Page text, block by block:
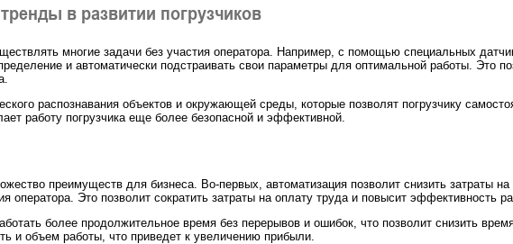
в развитии погрузчиков
многие задачи без участия оператора. Например, с помощью специальных
и автоматически подстраивать свои параметры для оптимальной работы. Это
распознавания объектов и окружающей среды, которые позволят погрузчику
работу погрузчика еще более безопасной и эффективной.
преимуществ для бизнеса. Во-первых, автоматизация позволит снизить затраты на
оператора. Это позволит сократить затраты на оплату труда и повысит эффективность
более продолжительное время без перерывов и ошибок, что позволит снизить
и объем работы, что приведет к увеличению прибыли.